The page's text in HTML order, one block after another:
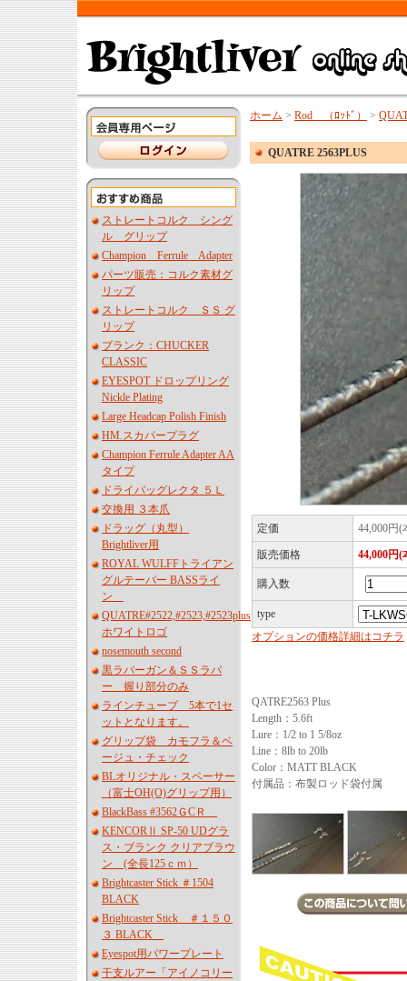
ストレートコルク シング
ル グリップ
Champion Ferrule Adapter
パーツ販売：コルク素材グ
リップ
ストレートコルク ＳＳ グ
リップ
ブランク：CHUCKER
CLASSIC
EYESPOT ドロップリング
Nickle Plating
Large Headcap Polish Finish
HM.スカパープラグ
Champion Ferrule Adapter AA
タイプ
ドライバッグレクタ ５Ｌ
交換用 ３本爪
ドラッグ（丸型）
Brightliver用
ROYAL WULFFトライアン
グルテーパー BASSライ
ン
QUATRE#2522,#2523,#2523plus
ホワイトロゴ
nosemouth second
黒ラバーガン＆ＳＳラバ
ー 握り部分のみ
ラインチューブ 5本で1セ
ットとなります。
グリップ袋 カモフラ＆ベ
ージュ・チェック
BLオリジナル・スペーサー
（富士OH(O)グリップ用）
BlackBass #3562ＧCＲ
KENCORⅡ SP-50 UDグラ
ス・ブランク クリアブラウ
ン (全長125ｃｍ）
Brightcaster Stick ＃1504
BLACK
Brightcaster Stick ＃１５０
３ BLACK
Eyespot用パワープレート
干支ルアー「アイノコリー
ホーム > Rod （ﾛｯﾄﾞ） >
QUATRE 2563PLUS
定価 44,000円(
販売価格 44,000円(
購入数
type
オプションの価格詳細はコチラ
QATRE2563 Plus
Length：5.6ft
Lure：1/2 to 1 5/8oz
Line：8lb to 20lb
Color：MATT BLACK
付属品：布製ロッド袋付属